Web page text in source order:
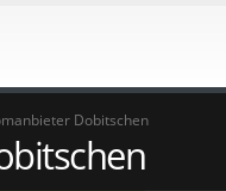
Dobitschen